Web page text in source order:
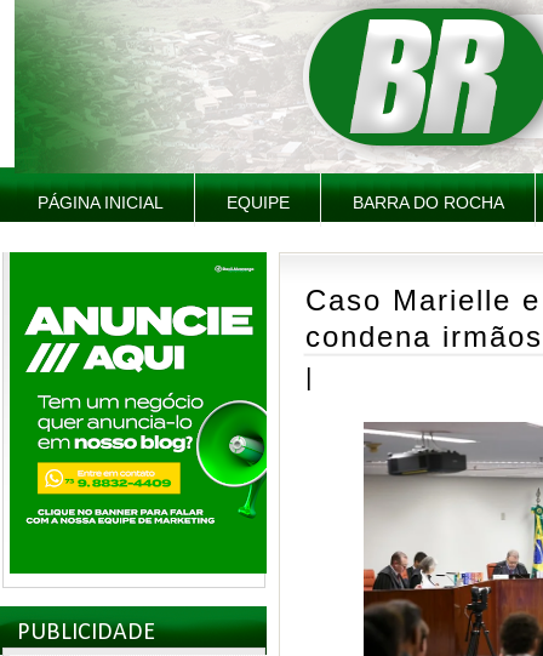
PÁGINA INICIAL EQUIPE BARRA DO ROCHA
PUBLICIDADE
Caso Marielle
condena
|